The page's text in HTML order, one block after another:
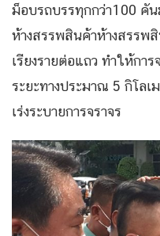
ม็อบรถบรรทุกกว่า100 คั
ห้างสรรพสินค้าห้างสรรพ
เรียงรายต่อแถว ทำให้กา
ระยะทางประมาณ 5 กิโล
เร่งระบายการจราจร